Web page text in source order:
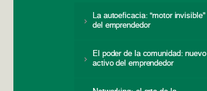
La autoeficacia: “motor invisible”
del emprendedor
El poder de la comunidad: nuevo
activo del emprendedor